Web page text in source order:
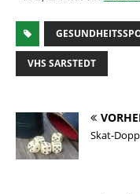
VHS SARSTEDT
Skat-